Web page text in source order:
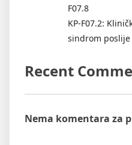
F07.8
KP-F07.2:
sindrom
Recent
Nema komentara za